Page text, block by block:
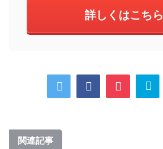
詳しくはこちら
関連記事